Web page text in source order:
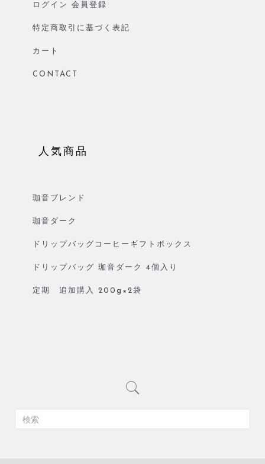
ログイン 会員登録
特定商取引に基づく表記
カート
CONTACT
人気商品
珈音ブレンド
珈音ダーク
ドリップバッグコーヒーギフトボックス
ドリップバッグ 珈音ダーク 4個入り
定期 追加購入 200g×2袋